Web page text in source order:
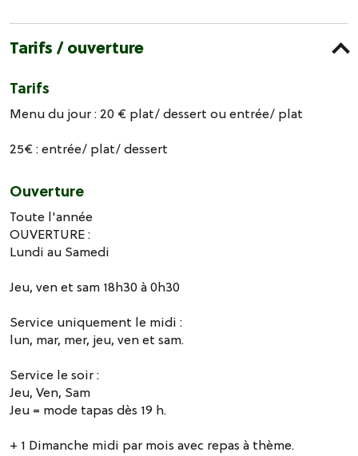
Tarifs / ouverture
Tarifs
Menu du jour : 20 € plat/ dessert ou entrée/ plat
25€ : entrée/ plat/ dessert
Ouverture
Toute l'année
OUVERTURE :
Lundi au Samedi
Jeu, ven et sam 18h30 à 0h30
Service uniquement le midi :
lun, mar, mer, jeu, ven et sam.
Service le soir :
Jeu, Ven, Sam
Jeu = mode tapas dès 19 h.
+ 1 Dimanche midi par mois avec repas à thème.